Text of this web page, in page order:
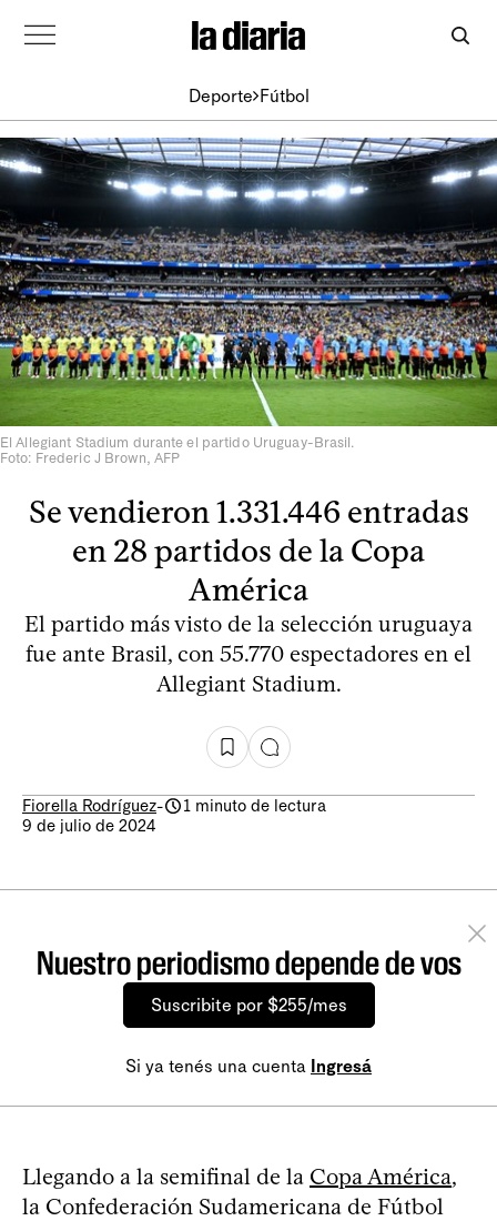
Deporte Fútbol
El Allegiant Stadium durante el partido Uruguay-Brasil.
Foto: Frederic J Brown, AFP
Se vendieron 1.331.446 entradas
en 28 partidos de la Copa
América
El partido más visto de la selección uruguaya
fue ante Brasil, con 55.770 espectadores en el
Allegiant Stadium.
Fiorella Rodríguez-
1 minuto de lectura
9 de julio de 2024
Nuestro periodismo depende de vos
Suscribite por $255/mes
Si ya tenés una cuenta Ingresá
Llegando a la semifinal de la Copa América,
la Confederación Sudamericana de Fútbol